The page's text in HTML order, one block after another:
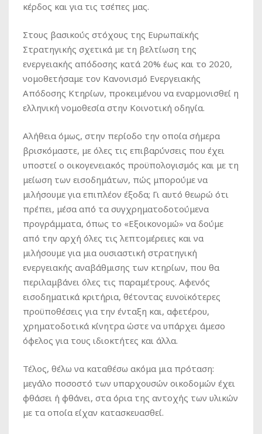
κέρδος και για τις τσέπες μας.
Στους βασικούς στόχους της Ευρωπαϊκής
Στρατηγικής σχετικά με τη βελτίωση της
ενεργειακής απόδοσης κατά 20% έως και το 2020,
νομοθετήσαμε τον Κανονισμό Ενεργειακής
Απόδοσης Κτηρίων, προκειμένου να εναρμονισθεί η
ελληνική νομοθεσία στην Κοινοτική οδηγία.
Αλήθεια όμως, στην περίοδο την οποία σήμερα
βρισκόμαστε, με όλες τις επιβαρύνσεις που έχει
υποστεί ο οικογενειακός προϋπολογισμός και με τη
μείωση των εισοδημάτων, πώς μπορούμε να
μιλήσουμε για επιπλέον έξοδα; Γι αυτό θεωρώ ότι
πρέπει, μέσα από τα συγχρηματοδοτούμενα
προγράμματα, όπως το «Εξοικονομώ» να δούμε
από την αρχή όλες τις λεπτομέρειες και να
μιλήσουμε για μια ουσιαστική στρατηγική
ενεργειακής αναβάθμισης των κτηρίων, που θα
περιλαμβάνει όλες τις παραμέτρους. Αφενός
εισοδηματικά κριτήρια, θέτοντας ευνοϊκότερες
προϋποθέσεις για την ένταξη και, αφετέρου,
χρηματοδοτικά κίνητρα ώστε να υπάρχει άμεσο
όφελος για τους ιδιοκτήτες και άλλα.
Τέλος, θέλω να καταθέσω ακόμα μια πρόταση:
μεγάλο ποσοστό των υπαρχουσών οικοδομών έχει
φθάσει ή φθάνει, στα όρια της αντοχής των υλικών
με τα οποία είχαν κατασκευασθεί.